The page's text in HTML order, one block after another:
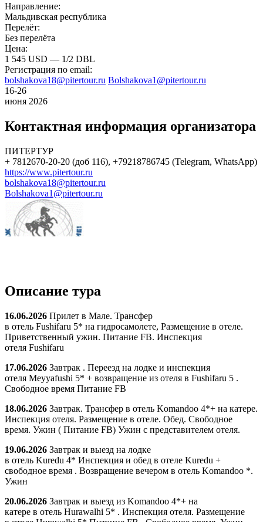
Направление:
Мальдивская республика
Перелёт:
Без перелёта
Цена:
1 545 USD — 1/2 DBL
Регистрация по email:
bolshakova18@pitertour.ru Bolshakova1@pitertour.ru
16-26
июня 2026
Контактная информация организатора
ПИТЕРТУР
+ 7812670-20-20 (доб 116), +79218786745 (Telegram, WhatsApp)
https://www.pitertour.ru
bolshakova18@pitertour.ru
Bolshakova1@pitertour.ru
Описание тура
16.06.2026 Прилет в Мале. Трансфер
в отель Fushifaru 5* на гидросамолете, Размещение в отеле.
Приветственный ужин. Питание FB. Инспекция
отеля Fushifaru
17.06.2026 Завтрак . Переезд на лодке и инспекция
отеля Meyyafushi 5* + возвращение из отеля в Fushifaru 5 .
Свободное время Питание FB
18.06.2026 Завтрак. Трансфер в отель Komandoo 4*+ на катере.
Инспекция отеля. Размещение в отеле. Обед. Свободное
время. Ужин ( Питание FB) Ужин с представителем отеля.
19.06.2026 Завтрак и выезд на лодке
в отель Kuredu 4* Инспекция и обед в отеле Kuredu +
свободное время . Возвращение вечером в отель Komandoo *.
Ужин
20.06.2026 Завтрак и выезд из Komandoo 4*+ на
катере в отель Hurawalhi 5* . Инспекция отеля. Размещение